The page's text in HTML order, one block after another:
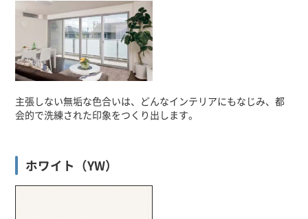
主張しない無垢な色合いは、どんなインテリアにもなじみ、都
会的で洗練された印象をつくり出します。
ホワイト（YW）